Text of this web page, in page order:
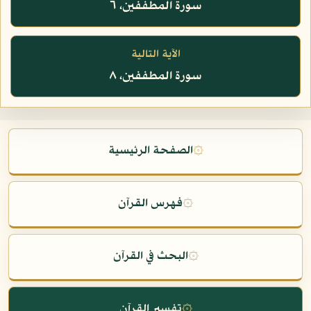
سورة المطففين، ٦
الآية التالية
سورة المطففين، ٨
۞الصفحة الرئيسية
۞فهرس القرآن
۞البحث في القرآن